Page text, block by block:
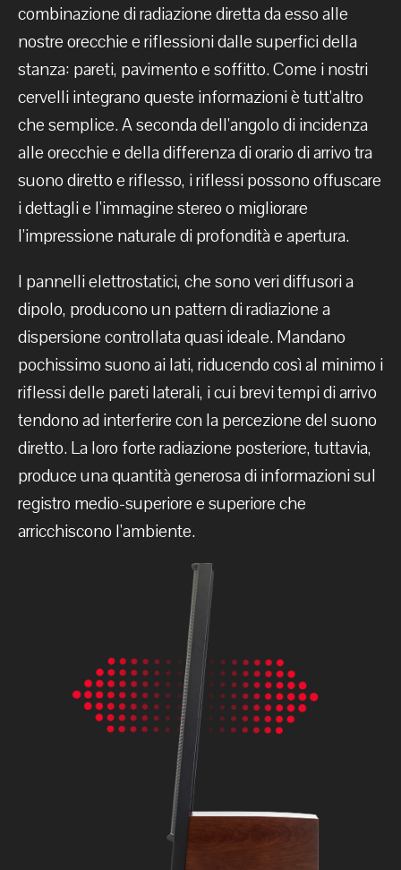
combinazione di radiazione diretta da esso alle
nostre orecchie e riflessioni dalle superfici della
stanza: pareti, pavimento e soffitto. Come i nostri
cervelli integrano queste informazioni è tutt'altro
che semplice. A seconda dell'angolo di incidenza
alle orecchie e della differenza di orario di arrivo tra
suono diretto e riflesso, i riflessi possono offuscare
i dettagli e l'immagine stereo o migliorare
l'impressione naturale di profondità e apertura.
I pannelli elettrostatici, che sono veri diffusori a
dipolo, producono un pattern di radiazione a
dispersione controllata quasi ideale. Mandano
pochissimo suono ai lati, riducendo così al minimo i
riflessi delle pareti laterali, i cui brevi tempi di arrivo
tendono ad interferire con la percezione del suono
diretto. La loro forte radiazione posteriore, tuttavia,
produce una quantità generosa di informazioni sul
registro medio-superiore e superiore che
arricchiscono l'ambiente.